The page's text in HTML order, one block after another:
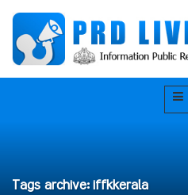
Tags archive: iffkkerala